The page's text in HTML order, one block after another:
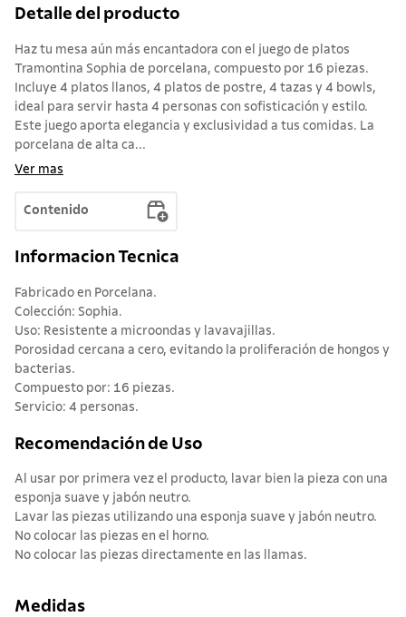
Detalle del producto
Haz tu mesa aún más encantadora con el juego de platos
Tramontina Sophia de porcelana, compuesto por 16 piezas.
Incluye 4 platos llanos, 4 platos de postre, 4 tazas y 4 bowls,
ideal para servir hasta 4 personas con sofisticación y estilo.
Este juego aporta elegancia y exclusividad a tus comidas. La
porcelana de alta ca...
Ver mas
Contenido
Informacion Tecnica
Fabricado en Porcelana.
Colección: Sophia.
Uso: Resistente a microondas y lavavajillas.
Porosidad cercana a cero, evitando la proliferación de hongos y
bacterias.
Compuesto por: 16 piezas.
Servicio: 4 personas.
Recomendación de Uso
Al usar por primera vez el producto, lavar bien la pieza con una
esponja suave y jabón neutro.
Lavar las piezas utilizando una esponja suave y jabón neutro.
No colocar las piezas en el horno.
No colocar las piezas directamente en las llamas.
Medidas